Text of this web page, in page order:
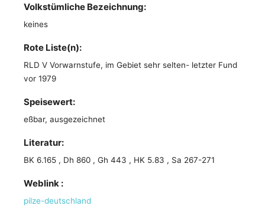
Volkstümliche Bezeichnung:
keines
Rote Liste(n):
RLD V Vorwarnstufe, im Gebiet sehr selten- letzter Fund
vor 1979
Speisewert:
eßbar, ausgezeichnet
Literatur:
BK 6.165 , Dh 860 , Gh 443 , HK 5.83 , Sa 267-271
Weblink :
pilze-deutschland